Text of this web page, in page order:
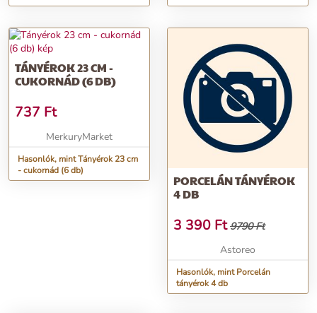
tányérok, edények, poharak,...
TÁNYÉROK 23 CM -
CUKORNÁD (6 DB)
737 Ft
MerkuryMarket
Hasonlók, mint Tányérok 23 cm
- cukornád (6 db)
PORCELÁN TÁNYÉROK
4 DB
3 390 Ft 9790 Ft
Astoreo
Hasonlók, mint Porcelán
tányérok 4 db